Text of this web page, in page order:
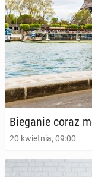
Eks­per­ci radzą,
wod­nie­nia i
24 czerwca 2024,
Bie­ga­nie coraz
20 kwietnia, 09:00